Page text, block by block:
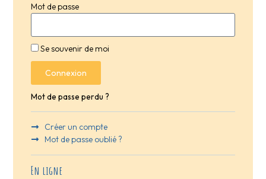
Mot de passe
Se souvenir de moi
Connexion
Mot de passe perdu ?
Créer un compte
Mot de passe oublié ?
En ligne